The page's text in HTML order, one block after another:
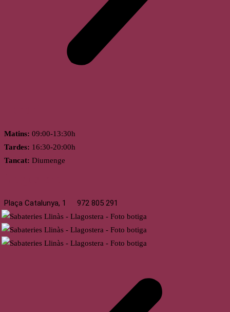
Matins: 09:00-13:30h
Tardes: 16:30-20:00h
Tancat: Diumenge
Plaça Catalunya, 1 972 805 291